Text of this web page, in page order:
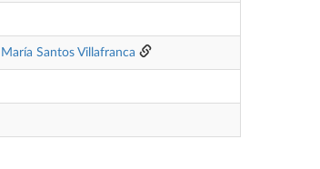
María Santos Villafranca